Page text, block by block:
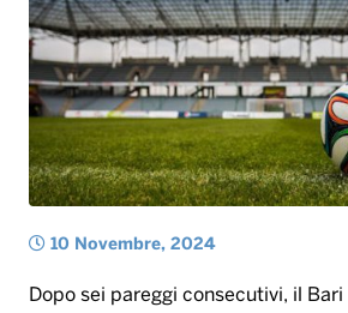
Leggerissime
Speciale
Gallery
10 Novembre, 2024
Dopo sei pareggi consecutivi, il